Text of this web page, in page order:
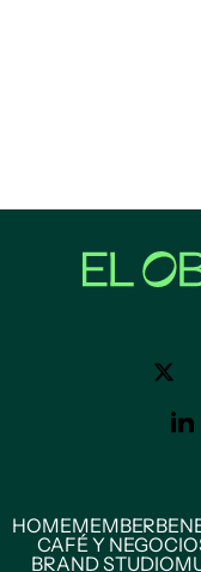
HOMEMEMBER
CAFÉ Y
BRAND STUDIO